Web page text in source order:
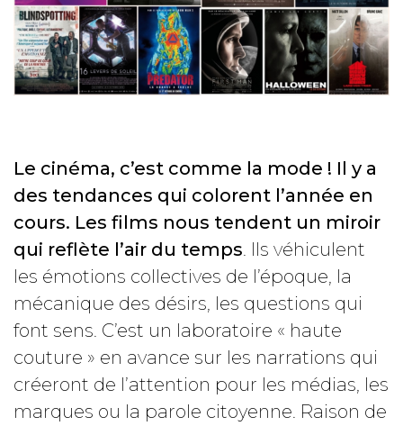
Le cinéma, c’est comme la mode ! Il y a
des tendances qui colorent l’année en
cours. Les films nous tendent un miroir
qui reflète l’air du temps. Ils véhiculent
les émotions collectives de l’époque, la
mécanique des désirs, les questions qui
font sens. C’est un laboratoire « haute
couture » en avance sur les narrations qui
créeront de l’attention pour les médias, les
marques ou la parole citoyenne. Raison de